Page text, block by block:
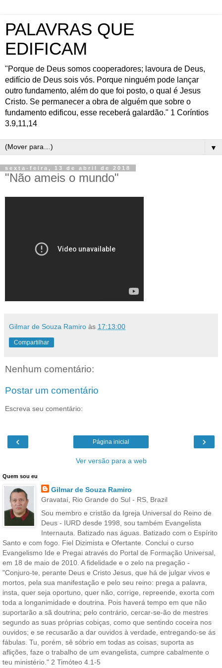
PALAVRAS QUE
EDIFICAM
"Porque de Deus somos cooperadores; lavoura de Deus,
edifício de Deus sois vós. Porque ninguém pode lançar
outro fundamento, além do que foi posto, o qual é Jesus
Cristo. Se permanecer a obra de alguém que sobre o
fundamento edificou, esse receberá galardão." 1 Coríntios
3.9,11,14
▼
sexta-feira, 13 de abril de 2018
"Não ameis o mundo"
Gilmar de Souza Ramiro às 17:13:00
Compartilhar
Nenhum comentário:
Postar um comentário
Escreva seu comentário:
‹ ›
Página inicial
Ver versão para a web
Quem sou eu
Gilmar de Souza Ramiro
Gravataí, Rio Grande do Sul - RS, Brazil
Sou membro e cristão da Igreja Universal do Reino de
Deus - IURD desde 1998, sou também Evangelista
Internauta. Batizado nas águas. Batizado com o Espírito
Santo e com fogo. Fiel Dizimista e Ofertante. Conclui o curso
Evangelismo Ide e Pregai através do Portal de Formação Universal,
em 18 de maio de 2010. A fidelidade e o zelo na pregação -
"Conjuro-te, perante Deus e Cristo Jesus, que há de julgar vivos e
mortos, pela sua manifestação e pelo seu reino: prega a palavra,
insta, quer seja oportuno, quer não, corrige, repreende, exorta com
toda a longanimidade e doutrina. Pois haverá tempo em que não
suportarão a sã doutrina; pelo contrário, cercar-se-ão de mestres
segundo as suas próprias cobiças, como que sentindo coceira nos
ouvidos; e se recusarão a dar ouvidos à verdade, entregando-se ás
fábulas. Tu, porém, sê sóbrio em todas as coisas, suporta as
aflições, faze o trabalho de um evangelista, cumpre cabalmente o
teu ministério." 2 Timóteo 4.1-5